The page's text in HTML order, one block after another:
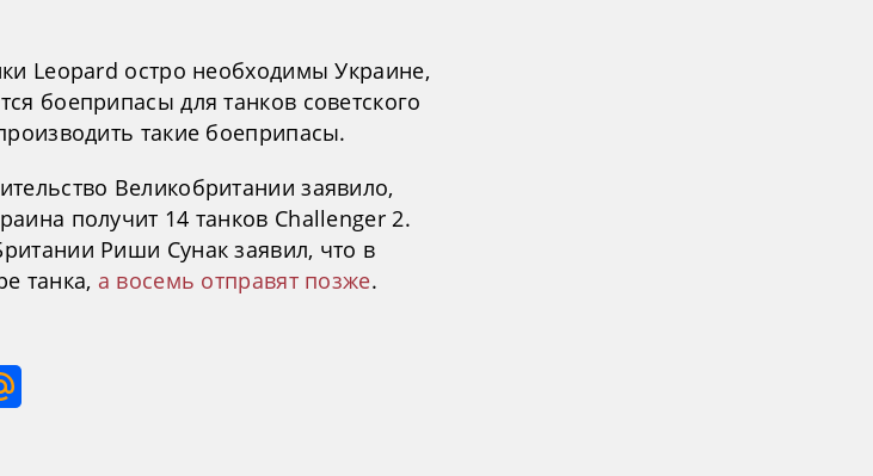
Leopard остро необходимы Украине,
боеприпасы для танков советского
такие боеприпасы.
Великобритании заявило,
получит 14 танков Challenger 2.
Риши Сунак заявил, что в
танка, а восемь отправят позже.